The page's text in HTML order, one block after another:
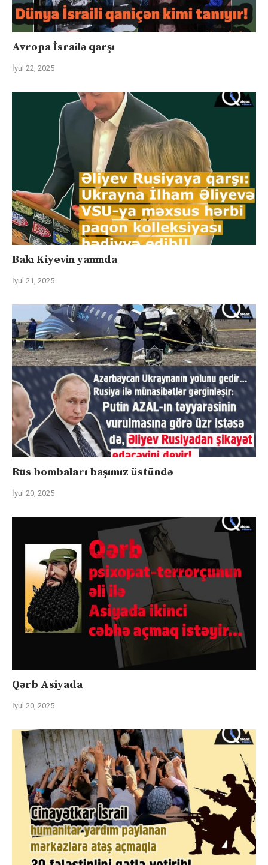
Avropa İsrailə qarşı
İyul 22, 2025
Bakı Kiyevin yanında
İyul 21, 2025
Rus bombaları başımız üstündə
İyul 20, 2025
Qərb Asiyada
İyul 20, 2025